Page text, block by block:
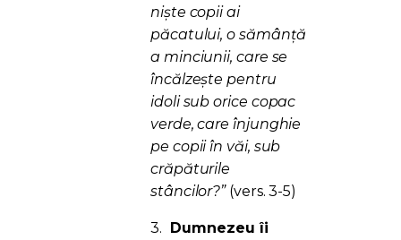
nişte copii ai
păcatului, o sămânţă
a minciunii, care se
încălzeşte pentru
idoli sub orice copac
verde, care înjunghie
pe copii în văi, sub
crăpăturile
stâncilor?”(vers. 3-5)
3. Dumnezeu îi